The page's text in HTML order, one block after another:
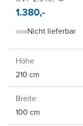
1.380,-
Nicht lieferbar
Höhe
210 cm
Breite
100 cm